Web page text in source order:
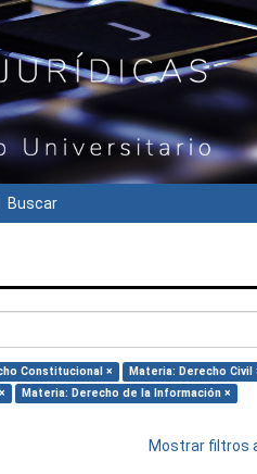
Buscar
Constitucional ×
Materia: Derecho Civil
Materia: Derecho de la Información ×
Mostrar filtros